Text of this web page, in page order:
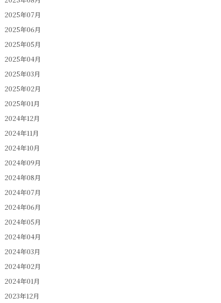
2025年07月
2025年06月
2025年05月
2025年04月
2025年03月
2025年02月
2025年01月
2024年12月
2024年11月
2024年10月
2024年09月
2024年08月
2024年07月
2024年06月
2024年05月
2024年04月
2024年03月
2024年02月
2024年01月
2023年12月